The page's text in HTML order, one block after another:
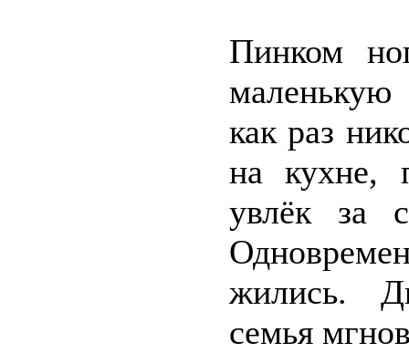
Пинком
как раз
на кухне,
увлёк за
жились.
семья